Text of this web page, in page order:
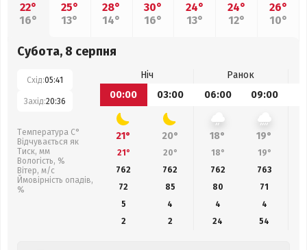
22°
16°
25°
13°
28°
14°
30°
16°
24°
13°
24°
12°
26°
10°
Субота, 8 серпня
Схід:05:41
Захід:20:36
Температура С°
Відчувається як
Тиск, мм
Вологість, %
Вітер, м/с
Ймовірність опадів,
%
Ніч
Ранок
00:00
03:00 06:00 09:00
21° 20° 18° 19°
21° 20° 18° 19°
762
762 762 763
72
85 80 71
5
4 4
4
2
2 24 54